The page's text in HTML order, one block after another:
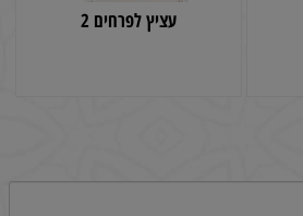
עציץ לפרחים 2